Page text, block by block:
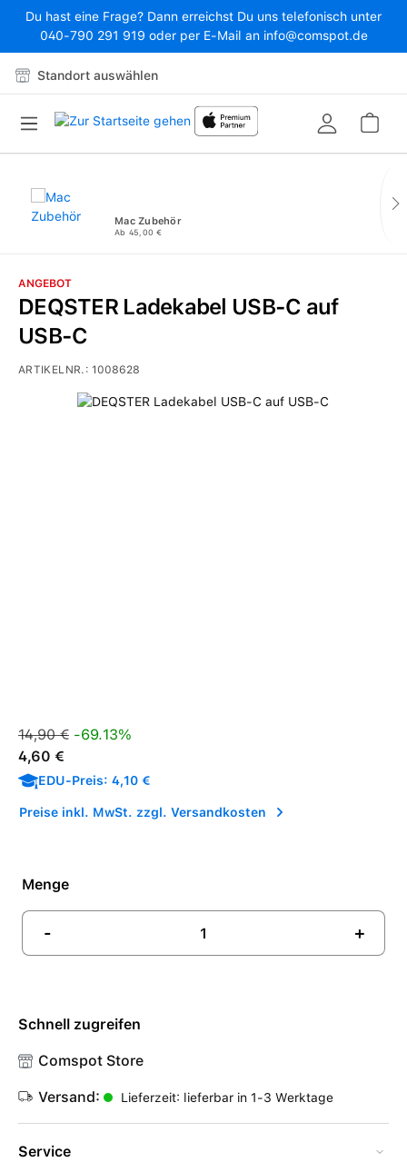
Zum Hauptinhalt springen
Du hast eine Frage? Dann erreichst Du uns telefonisch unter
040-790 291 919 oder per E-Mail an info@comspot.de
Standort auswählen
Mac Zubehör
Ab 45,00 €
Bildergalerie überspringen
ANGEBOT
DEQSTER Ladekabel USB-C auf
USB-C
ARTIKELNR.:1008628
Verkaufspreis:
Regulärer Preis:
14,90 € -69.13%
4,60 €
EDU-Preis: 4,10 €
Preise inkl. MwSt. zzgl. Versandkosten
Menge
- +
Schnell zugreifen
Comspot Store
Versand: Lieferzeit: lieferbar in 1-3 Werktage
Service